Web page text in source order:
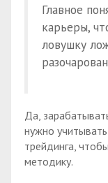
Главное
карьеры,
ловушку
Да,
нужно
трейдинга,
методику.